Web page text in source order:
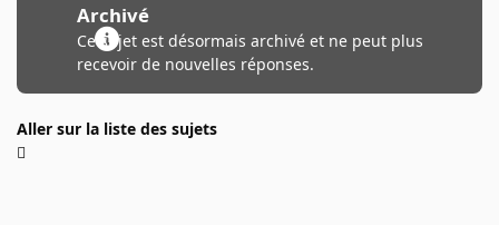
Archivé
Ce sujet est désormais archivé et ne peut plus
recevoir de nouvelles réponses.
Aller sur la liste des sujets